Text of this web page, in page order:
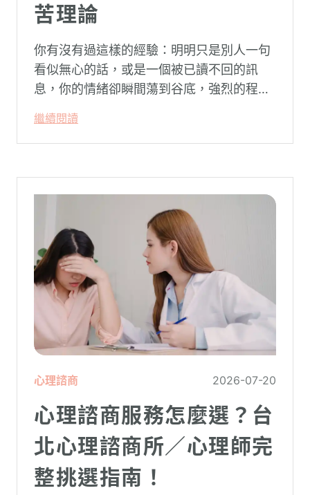
苦理論
你有沒有過這樣的經驗：明明只是別人一句
看似無心的話，或是一個被已讀不回的訊
息，你的情緒卻瞬間蕩到谷底，強烈的程度
怪：「事情真的有這麼嚴重嗎？」
繼續閱讀
心理諮商 2026-07-20
心理諮商服務怎麼選？台
北心理諮商所／心理師完
整挑選指南！